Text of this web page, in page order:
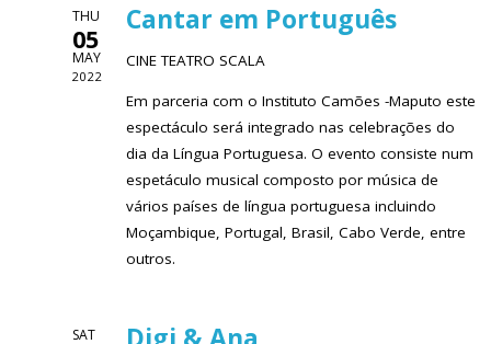
THU
05
MAY
2022
Cantar em Português
CINE TEATRO SCALA
Em parceria com o Instituto Camões -Maputo este
espectáculo será integrado nas celebrações do
dia da Língua Portuguesa. O evento consiste num
espetáculo musical composto por música de
vários países de língua portuguesa incluindo
Moçambique, Portugal, Brasil, Cabo Verde, entre
outros.
SAT